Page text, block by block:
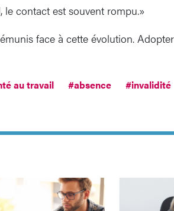
le contact est souvent rompu.»
face à cette évolution.
au travail #absence #invalidité